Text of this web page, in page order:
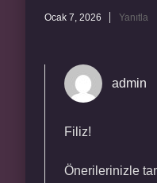
Ocak 7, 2026 Yanıtla
admin
Filiz!
Önerilerinizle